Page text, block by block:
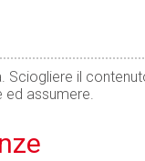
Sciogliere il
ed assumere.